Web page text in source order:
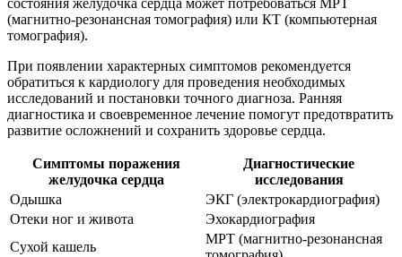
(магнитно-резонансная томография) или КТ (компьютерная
томография).
При появлении характерных симптомов рекомендуется
обратиться к кардиологу для проведения необходимых
исследований и постановки точного диагноза. Ранняя
диагностика и своевременное лечение помогут предотвратить
развитие осложнений и сохранить здоровье сердца.
Симптомы поражения
желудочка сердца
Диагностические
исследования
Одышка
ЭКГ (электрокардиография)
Отеки ног и живота
Эхокардиография
Сухой кашель
МРТ (магнитно-резонансная